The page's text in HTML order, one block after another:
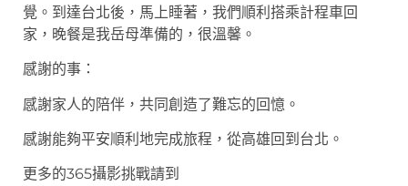
覺。到達台北後，馬上睡著，我們順利搭乘計程車回
家，晚餐是我岳母準備的，很溫馨。
感謝的事：
感謝家人的陪伴，共同創造了難忘的回憶。
感謝能夠平安順利地完成旅程，從高雄回到台北。
更多的365攝影挑戰請到